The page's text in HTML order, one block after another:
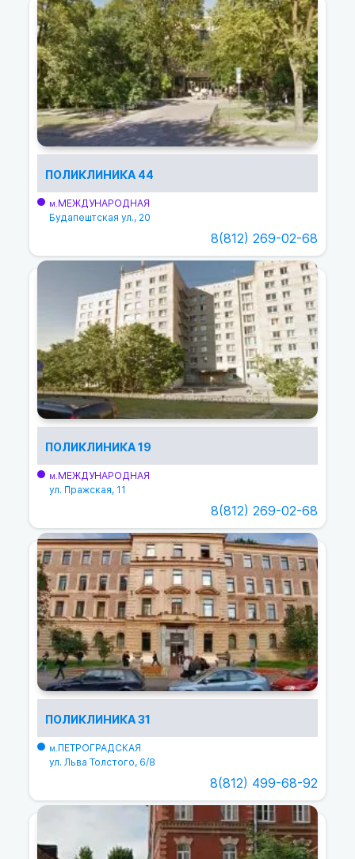
ПОЛИКЛИНИКА 44
м.МЕЖДУНАРОДНАЯ
Будапештская ул., 20
8(812) 269-02-68
ПОЛИКЛИНИКА 19
м.МЕЖДУНАРОДНАЯ
ул. Пражская, 11
8(812) 269-02-68
ПОЛИКЛИНИКА 31
м.ПЕТРОГРАДСКАЯ
ул. Льва Толстого, 6/8
8(812) 499-68-92